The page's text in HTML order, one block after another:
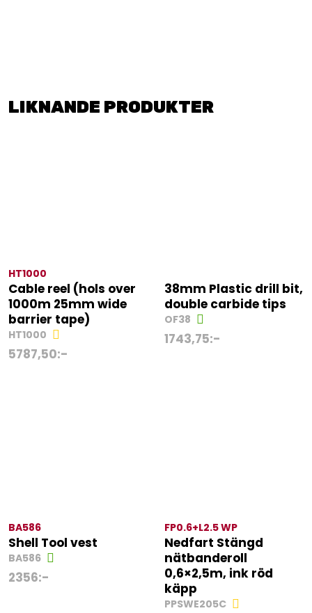
LIKNANDE PRODUKTER
HT1000
Cable reel (hols over
1000m 25mm wide
barrier tape)
HT1000
5787,50:-
38mm Plastic drill bit,
double carbide tips
OF38
1743,75:-
BA586
Shell Tool vest
BA586
2356:-
FP0.6+L2.5 WP
Nedfart Stängd
nätbanderoll
0,6×2,5m, ink röd
käpp
PPSWE205C